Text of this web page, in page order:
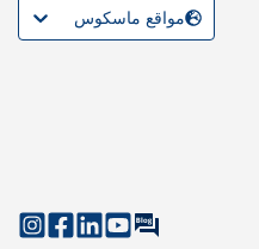
مواقع ماسكوس